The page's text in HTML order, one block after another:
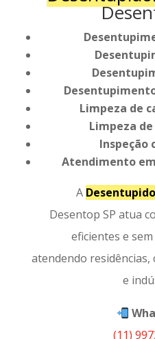
Limpeza de
Limpeza
Inspeção
Atendimento
A
Desentop SP atua
eficientes e
atendendo
e
(11)